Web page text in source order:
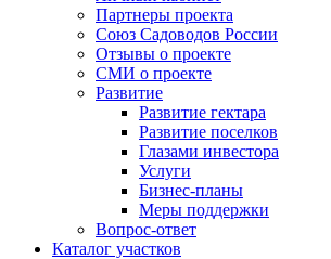
Партнеры проекта
Союз Садоводов России
Отзывы о проекте
СМИ о проекте
Развитие
Развитие гектара
Развитие поселков
Глазами инвестора
Услуги
Бизнес-планы
Меры поддержки
Вопрос-ответ
Каталог участков